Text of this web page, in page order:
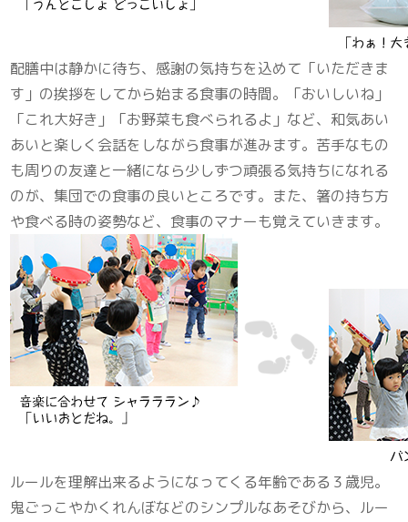
配膳中は静かに待ち、感謝の気持ちを込めて「いただきま
す」の挨拶をしてから始まる食事の時間。「おいしいね」
「これ大好き」「お野菜も食べられるよ」など、和気あい
あいと楽しく会話をしながら食事が進みます。苦手なもの
も周りの友達と一緒になら少しずつ頑張る気持ちになれる
のが、集団での食事の良いところです。また、箸の持ち方
や食べる時の姿勢など、食事のマナーも覚えていきます。
ルールを理解出来るようになってくる年齢である３歳児。
鬼ごっこやかくれんぼなどのシンプルなあそびから、ルー